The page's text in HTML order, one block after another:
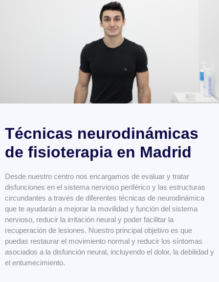
Técnicas neurodinámicas
de fisioterapia en Madrid
Desde nuestro centro nos encargamos de evaluar y tratar
disfunciones en el sistema nervioso periférico y las estructuras
circundantes a través de diferentes técnicas de neurodinámica
que te ayudarán a mejorar la movilidad y función del sistema
nervioso, reducir la irritación neural y poder facilitar la
recuperación de lesiones. Nuestro principal objetivo es que
puedas restaurar el movimiento normal y reducir los síntomas
asociados a la disfunción neural, incluyendo el dolor, la debilidad y
el entumecimiento.